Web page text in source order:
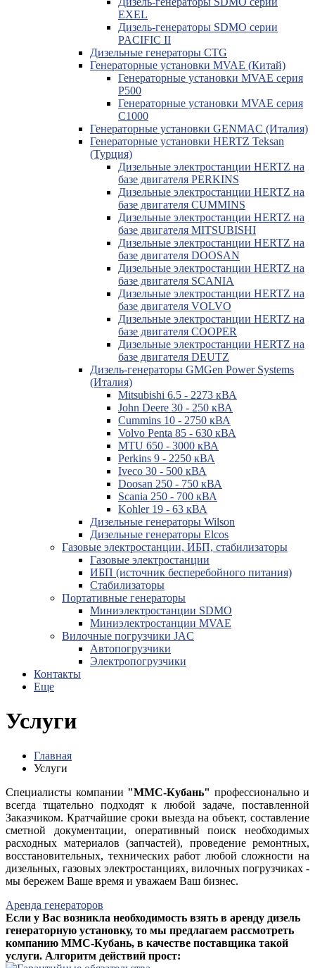
EXEL
Дизель-генераторы SDMO серии
PACIFIC II
Дизельные генераторы CTG
Генераторные установки MVAE (Китай)
Генераторные установки MVAE серия
P500
Генераторные установки MVAE серия
C1000
Генераторные установки GENMAC (Италия)
Генераторные установки HERTZ Teksan
(Турция)
Дизельные электростанции HERTZ на
базе двигателя PERKINS
Дизельные электростанции HERTZ на
базе двигателя CUMMINS
Дизельные электростанции HERTZ на
базе двигателя MITSUBISHI
Дизельные электростанции HERTZ на
базе двигателя DOOSAN
Дизельные электростанции HERTZ на
базе двигателя SCANIA
Дизельные электростанции HERTZ на
базе двигателя VOLVO
Дизельные электростанции HERTZ на
базе двигателя COOPER
Дизельные электростанции HERTZ на
базе двигателя DEUTZ
Дизель-генераторы GMGen Power Systems
(Италия)
Mitsubishi 6.5 - 2273 кВА
John Deere 30 - 250 кВА
Cummins 10 - 2750 кВА
Volvo Penta 85 - 630 кВА
MTU 650 - 3000 кВА
Perkins 9 - 2250 кВА
Iveco 30 - 500 кВА
Doosan 250 - 750 кВА
Scania 250 - 700 кВА
Kohler 19 - 63 кВА
Дизельные генераторы Wilson
Дизельные генераторы Elcos
Газовые электростанции, ИБП, стабилизаторы
Газовые электростанции
ИБП (источник бесперебойного питания)
Стабилизаторы
Портативные генераторы
Миниэлектростанции SDMO
Миниэлектростанции MVAE
Вилочные погрузчики JAC
Авто­погрузчики
Электро­погрузчики
Контакты
Еще
Услуги
Главная
Услуги
Специалисты компании "ММС-Кубань" профессионально и
всегда тщательно подходят к любой задаче, поставленной
Заказчиком. Кратчайшие сроки выезда на объект, составление
сметной документации, оперативный поиск необходимых
расходных материалов (запчастей), проведение ремонтных,
восстановительных, технических работ любой сложности на
дизельных, газовых электростанциях, вилочных погрузчиках -
мы бережем Ваше время и уважаем Ваш бизнес.
Аренда генераторов
Если у Вас возникла необходимость взять в аренду дизель
генераторную установку, то мы предлагаем рассмотреть
компанию ММС-Кубань, в качестве поставщика такой
услуги. Алгоритм действий прост: